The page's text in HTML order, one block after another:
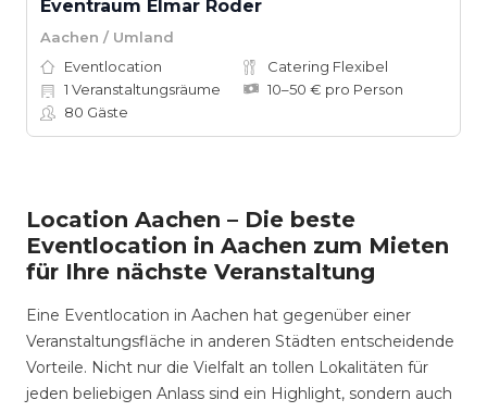
Eventraum Elmar Roder
Aachen / Umland
Eventlocation
Catering Flexibel
1 Veranstaltungsräume
10–50 € pro Person
80 Gäste
Location Aachen – Die beste
Eventlocation in Aachen zum Mieten
für Ihre nächste Veranstaltung
Eine Eventlocation in Aachen hat gegenüber einer
Veranstaltungsfläche in anderen Städten entscheidende
Vorteile. Nicht nur die Vielfalt an tollen Lokalitäten für
jeden beliebigen Anlass sind ein Highlight, sondern auch